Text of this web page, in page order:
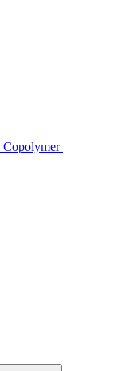
Copolymer